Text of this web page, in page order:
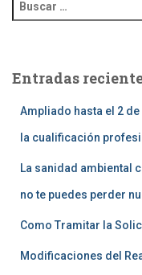
Entradas
Ampliado hasta el 2
la cualificación
La sanidad ambiental
no te puedes perder
Como Tramitar la
Modificaciones del